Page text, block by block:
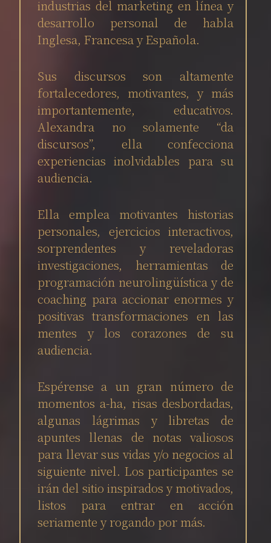
industrias del marketing en línea y
desarrollo personal de habla
Inglesa, Francesa y Española.
Sus discursos son altamente
fortalecedores, motivantes, y más
importantemente, educativos.
Alexandra no solamente “da
discursos”, ella confecciona
experiencias inolvidables para su
audiencia.
Ella emplea motivantes historias
personales, ejercicios interactivos,
sorprendentes y reveladoras
investigaciones, herramientas de
programación neurolingüística y de
coaching para accionar enormes y
positivas transformaciones en las
mentes y los corazones de su
audiencia.
Espérense a un gran número de
momentos a-ha, risas desbordadas,
algunas lágrimas y libretas de
apuntes llenas de notas valiosos
para llevar sus vidas y/o negocios al
siguiente nivel. Los participantes se
irán del sitio inspirados y motivados,
listos para entrar en acción
seriamente y rogando por más.